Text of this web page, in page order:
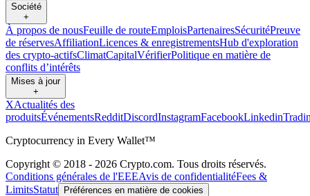
Société
+
À propos de nousFeuille de routeEmploisPartenairesSécuritéPreuve
de réservesAffiliationLicences & enregistrementsHub d'exploration
des crypto-actifsClimatCapitalVérifierPolitique en matière de
conflits d’intérêts
Mises à jour
+
XActualités des
produitsÉvénementsRedditDiscordInstagramFacebookLinkedin
Cryptocurrency in Every Wallet™
Copyright © 2018 - 2026 Crypto.com. Tous droits réservés.
Conditions générales de l'EEEAvis de confidentialitéFees &
LimitsStatut Préférences en matière de cookies